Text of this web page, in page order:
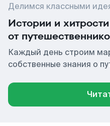
Делимся классными
Истории и хитрости
от
Каждый день строим
собственные знания о